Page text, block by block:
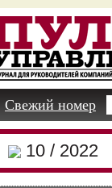
Свежий номер
10 / 2022